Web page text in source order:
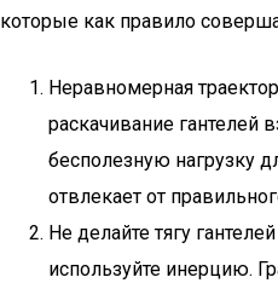
которые как правило
Неравномерная
раскачивание гантелей
бесполезную нагрузку
отвлекает от
Не делайте тягу
используйте инерцию.